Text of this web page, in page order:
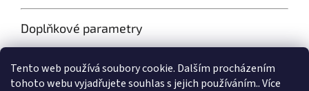
Tento web používá soubory cookie. Dalším procházením
tohoto webu vyjadřujete souhlas s jejich používáním.. Více
Doplňkové parametry
Hmotnost
113 kg